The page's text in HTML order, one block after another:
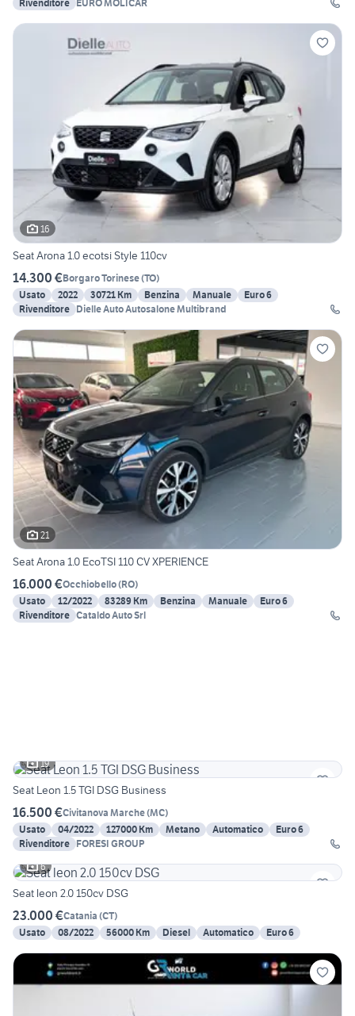
Rivenditore EURO MOLICAR
16
Seat Arona 1.0 ecotsi Style 110cv
14.300 €Borgaro Torinese(TO)
Usato
2022 30721 Km Benzina Manuale
Euro 6
Rivenditore Dielle Auto Autosalone Multibrand
21
Seat Arona 1.0 EcoTSI 110 CV XPERIENCE
16.000 €Occhiobello(RO)
Usato
12/2022 83289 Km Benzina Manuale
Euro 6
Rivenditore Cataldo Auto Srl
19
Seat Leon 1.5 TGI DSG Business
16.500 €Civitanova Marche(MC)
Usato
04/2022 127000 Km Metano Automatico
Euro 6
Rivenditore FORESI GROUP
6
Seat leon 2.0 150cv DSG
23.000 €Catania (CT)
Usato
08/2022 56000 Km Diesel Automatico Euro 6